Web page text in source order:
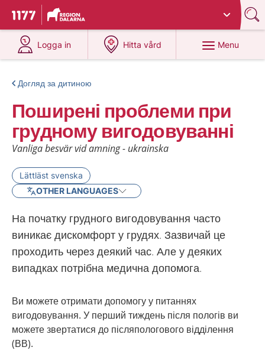
To start page for 1177
Du har valt region
Logga in
at 1177.se
Hitta vård
at 1177.se
Menu
Догляд за дитиною
Поширені проблеми при
грудному вигодовуванні
Vanliga besvär vid amning - ukrainska
Lättläst svenska
OTHER LANGUAGES
На початку грудного вигодовування часто
виникає дискомфорт у грудях. Зазвичай це
проходить через деякий час. Але у деяких
випадках потрібна медична допомога.
Ви можете отримати допомогу у питаннях
вигодовування. У перший тиждень після пологів ви
можете звертатися до післяпологового відділення
(ВВ).